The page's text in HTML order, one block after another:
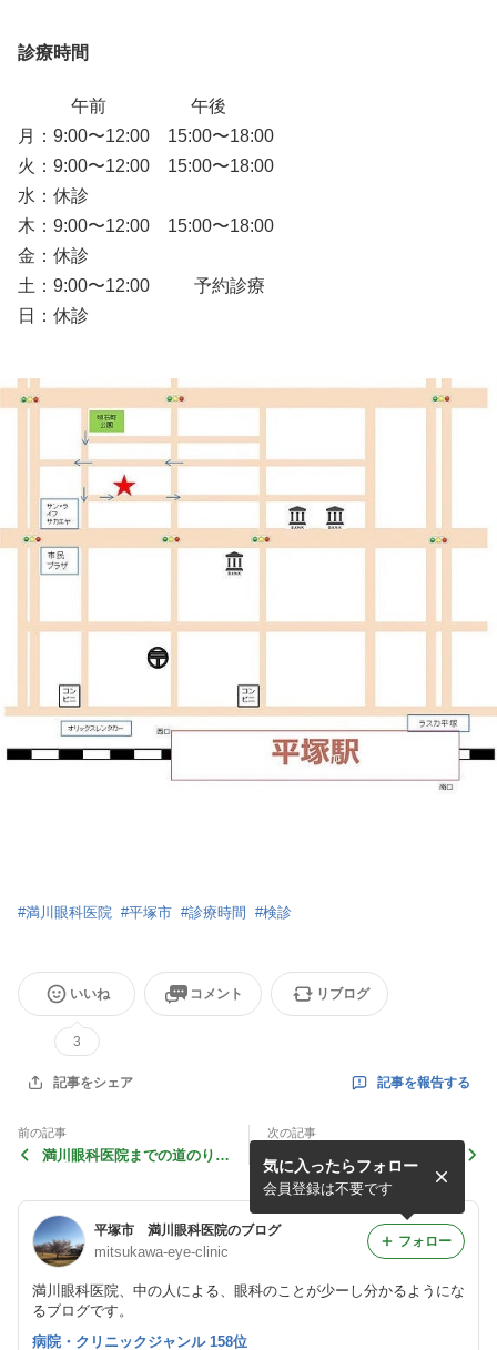
診療時間
午前 午後
月：9:00〜12:00 15:00〜18:00
火：9:00〜12:00 15:00〜18:00
水：休診
木：9:00〜12:00 15:00〜18:00
金：休診
土：9:00〜12:00 予約診療
日：休診
#満川眼科医院 #平塚市 #診療時間 #検診
いいね
3
コメント リブログ
記事をシェア 記事を報告する
前の記事
満川眼科医院までの道のり②
次の記事
屈折異常② 〜近視とか遠視
って何？〜
平塚市 満川眼科医院のブログ
mitsukawa-eye-clinic
満川眼科医院、中の人による、眼科のことが少ーし分かるようにな
るブログです。
気に入ったらフォロー
会員登録は不要です
フォロー
病院・クリニックジャンル 158位